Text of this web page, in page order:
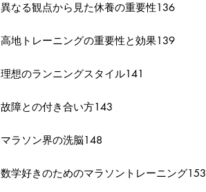
異なる観点から見た休養の重要性136
高地トレーニングの重要性と効果139
理想のランニングスタイル141
故障との付き合い方143
マラソン界の洗脳148
数学好きのためのマラソントレーニング153